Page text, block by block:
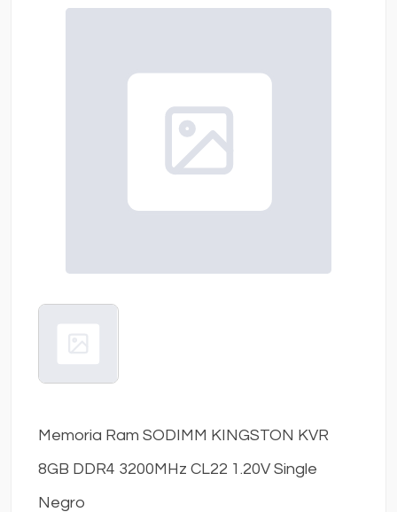
Memoria Ram SODIMM KINGSTON KVR
8GB DDR4 3200MHz CL22 1.20V Single
Negro